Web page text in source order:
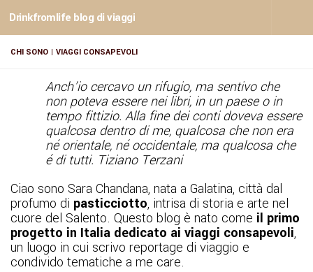
Sotto il contenuto
Drinkfromlife blog di viaggi
CHI SONO | VIAGGI CONSAPEVOLI
Anch’io cercavo un rifugio, ma sentivo che
non poteva essere nei libri, in un paese o in
tempo fittizio. Alla fine dei conti doveva essere
qualcosa dentro di me, qualcosa che non era
né orientale, né occidentale, ma qualcosa che
é di tutti. Tiziano Terzani
Ciao sono Sara Chandana, nata a Galatina, città dal
profumo di pasticciotto, intrisa di storia e arte nel
cuore del Salento. Questo blog è nato come il primo
progetto in Italia dedicato ai viaggi consapevoli,
un luogo in cui scrivo reportage di viaggio e
condivido tematiche a me care.